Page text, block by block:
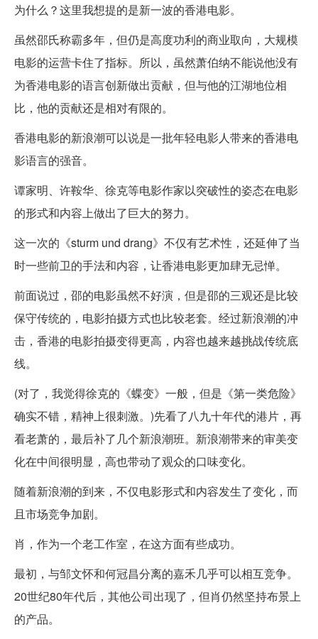
为什么？这里我想提的是新一波的香港电影。
虽然邵氏称霸多年，但仍是高度功利的商业取向，大规模
电影的运营卡住了指标。所以，虽然萧伯纳不能说他没有
为香港电影的语言创新做出贡献，但与他的江湖地位相
比，他的贡献还是相对有限的。
香港电影的新浪潮可以说是一批年轻电影人带来的香港电
影语言的强音。
谭家明、许鞍华、徐克等电影作家以突破性的姿态在电影
的形式和内容上做出了巨大的努力。
这一次的《sturm und drang》不仅有艺术性，还延伸了当
时一些前卫的手法和内容，让香港电影更加肆无忌惮。
前面说过，邵的电影虽然不好演，但是邵的三观还是比较
保守传统的，电影拍摄方式也比较老套。经过新浪潮的冲
击，香港的电影拍摄变得更高，内容也越来越挑战传统底
线。
(对了，我觉得徐克的《蝶变》一般，但是《第一类危险》
确实不错，精神上很刺激。)先看了八九十年代的港片，再
看老萧的，最后补了几个新浪潮班。新浪潮带来的审美变
化在中间很明显，高也带动了观众的口味变化。
随着新浪潮的到来，不仅电影形式和内容发生了变化，而
且市场竞争加剧。
肖，作为一个老工作室，在这方面有些成功。
最初，与邹文怀和何冠昌分离的嘉禾几乎可以相互竞争。
20世纪80年代后，其他公司出现了，但肖仍然坚持布景上
的产品。